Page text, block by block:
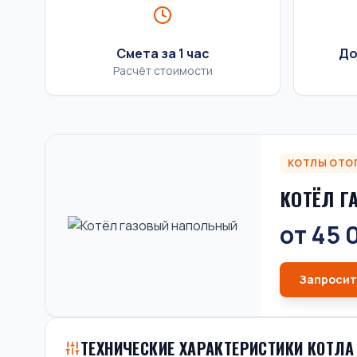
Смета за 1 час
Расчёт стоимости
КОТЛЫ
КОТЁЛ
от 45
ТЕХНИЧЕСКИЕ ХАРАКТЕРИСТИКИ